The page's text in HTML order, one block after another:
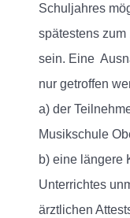
Schuljahres
spätestens
sein. Eine
nur getroffen
a) der
Musikschule
b) eine längere
Unterrichtes
ärztlichen